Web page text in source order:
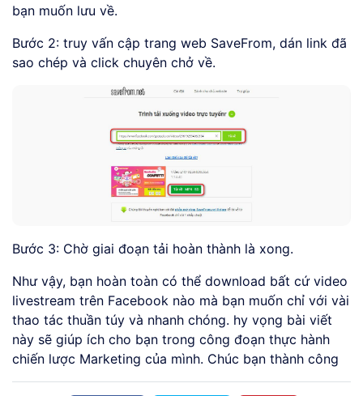
bạn muốn lưu về.
Bước 2: truy vấn cập trang web SaveFrom, dán link đã
sao chép và click chuyên chở về.
Bước 3: Chờ giai đoạn tải hoàn thành là xong.
Như vậy, bạn hoàn toàn có thể download bất cứ video
livestream trên Facebook nào mà bạn muốn chỉ với vài
thao tác thuần túy và nhanh chóng. hy vọng bài viết
này sẽ giúp ích cho bạn trong công đoạn thực hành
chiến lược Marketing của mình. Chúc bạn thành công